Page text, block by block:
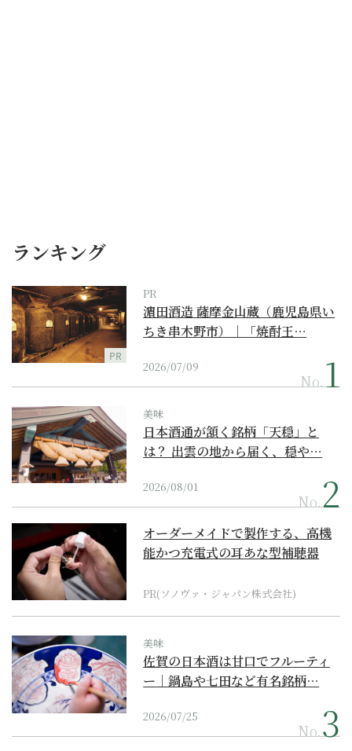
ランキング
PR
PR
濵田酒造 薩摩金山蔵（鹿児島県い
ちき串木野市）｜「焼酎王…
2026/07/09
No.
美味
日本酒通が頷く銘柄「天穏」と
は？ 出雲の地から届く、穏や…
2026/08/01
No.
オーダーメイドで製作する、高機
能かつ充電式の耳あな型補聴器
PR(ソノヴァ・ジャパン株式会社)
美味
佐賀の日本酒は甘口でフルーティ
ー｜鍋島や七田など有名銘柄…
2026/07/25
No.